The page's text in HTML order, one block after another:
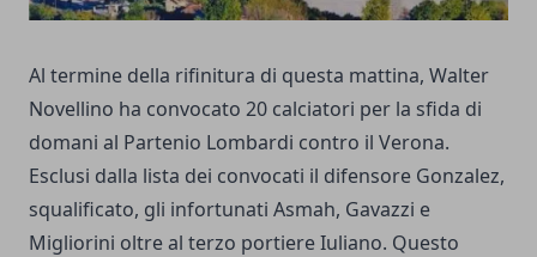
Al termine della rifinitura di questa mattina, Walter
Novellino ha convocato 20 calciatori per la sfida di
domani al Partenio Lombardi contro il Verona.
Esclusi dalla lista dei convocati il difensore Gonzalez,
squalificato, gli infortunati Asmah, Gavazzi e
Migliorini oltre al terzo portiere Iuliano. Questo